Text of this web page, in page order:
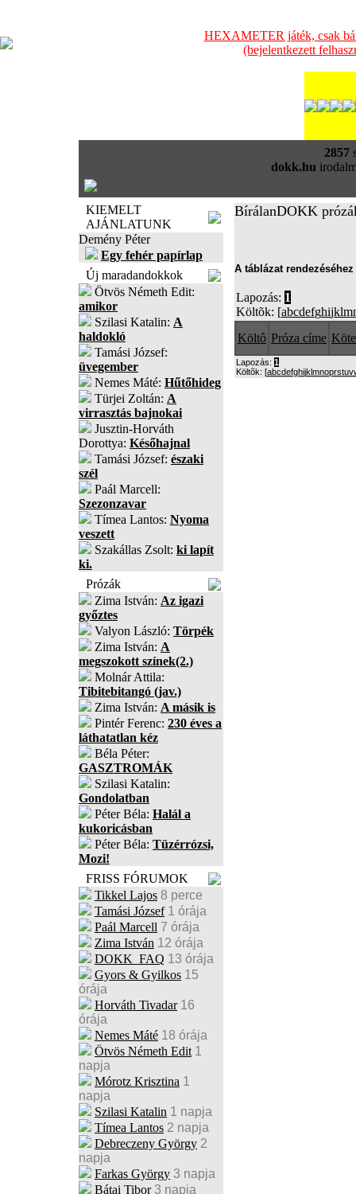
HEXAMETER játék, csak
(bejelentkezett
2857
dokk.hu
KIEMELT
AJÁNLATUNK
Demény Péter
Egy fehér papírlap
Új maradandokkok
Ötvös Németh Edit:
amikor
Szilasi Katalin: A
haldokló
Tamási József:
üvegember
Nemes Máté: Hűtőhideg
Türjei Zoltán: A
virrasztás bajnokai
Jusztin-Horváth
Dorottya: Későhajnal
Tamási József: északi
szél
Paál Marcell:
Szezonzavar
Tímea Lantos: Nyoma
veszett
Szakállas Zsolt: ki lapít
ki.
Prózák
Zima István: Az igazi
győztes
Valyon László: Törpék
Zima István: A
megszokott színek(2.)
Molnár Attila:
Tibitebitangó (jav.)
Zima István: A másik is
Pintér Ferenc: 230 éves a
láthatatlan kéz
Béla Péter:
GASZTROMÁK
Szilasi Katalin:
Gondolatban
Péter Béla: Halál a
kukoricásban
Péter Béla: Tüzérrózsi,
Mozi!
FRISS FÓRUMOK
Tikkel Lajos 8 perce
Tamási József 1 órája
Paál Marcell 7 órája
Zima István 12 órája
DOKK_FAQ 13 órája
Gyors & Gyilkos 15
órája
Horváth Tivadar 16
órája
Nemes Máté 18 órája
Ötvös Németh Edit 1
napja
Mórotz Krisztina 1
napja
Szilasi Katalin 1 napja
Tímea Lantos 2 napja
Debreczeny György 2
napja
Farkas György 3 napja
Bátai Tibor 3 napja
BírálanDOKK
A táblázat
Lapozás: 1
Költõk: [abcdefghijklm
Költô Próza címe
Lapozás: 1
Költõk: [abcdefghijklmnoprstuv